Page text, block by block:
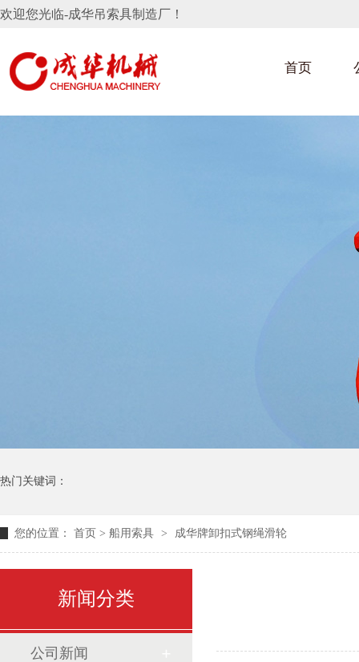
欢迎您光临-成华吊索具制造厂！
首页
热门关键词：
您的位置： 首页 > 船用索具 > 成华牌卸扣式钢绳滑轮
新闻分类
公司新闻